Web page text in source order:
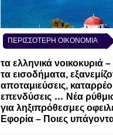
ΠΕΡΙΣΣΟΤΕΡΗ ΟΙΚΟΝΟΜΙΑ
τα ελληνικά νοικοκυριά
τα εισοδήματα,
αποταμιεύσεις,
επενδύσεις ... Νέα
για ληξιπρόθεσμες
Εφορία – Ποιες